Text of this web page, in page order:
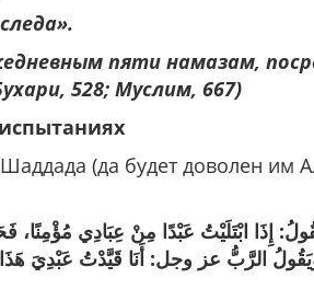
пяти намазам,
528; Муслим, 667)
(да будет доволен им
إِذَا ابْتَلَيْتُ عَبْدًا مِنْ عِبَادِي مُؤْمِنًا،
الرَّبُّ عز وجل: أَنَا قَيَّدْتُ عَبْدِيَ هَذَا